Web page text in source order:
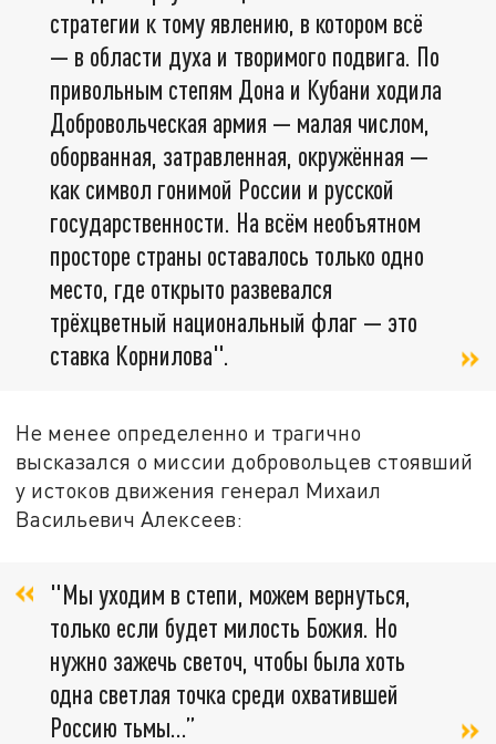
стратегии к тому явлению, в котором всё
— в области духа и творимого подвига. По
привольным степям Дона и Кубани ходила
Добровольческая армия — малая числом,
оборванная, затравленная, окружённая —
как символ гонимой России и русской
государственности. На всём необъятном
просторе страны оставалось только одно
место, где открыто развевался
трёхцветный национальный флаг — это
ставка Корнилова".
Не менее определенно и трагично
высказался о миссии добровольцев стоявший
у истоков движения генерал Михаил
Васильевич Алексеев:
"Мы уходим в степи, можем вернуться,
только если будет милость Божия. Но
нужно зажечь светоч, чтобы была хоть
одна светлая точка среди охватившей
Россию тьмы…”